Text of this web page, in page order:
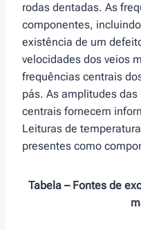
rodas dentadas. As
componentes,
existência de um
velocidades dos veios
frequências centrais
pás. As amplitudes
centrais fornecem
Leituras de
presentes como
Tabela – Fontes de